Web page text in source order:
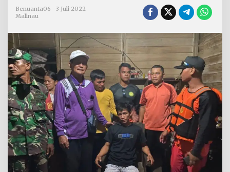
e
l
u
S
a
n
g
g
a
n
M
Benuanta06
3 Juli 2022
Malinau